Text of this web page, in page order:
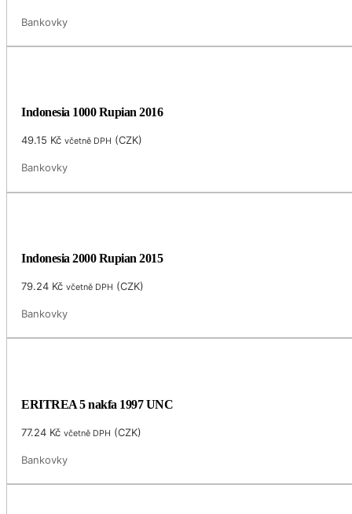
Bankovky
Indonesia 1000 Rupian 2016
49.15 Kč včetně DPH (CZK)
Bankovky
Indonesia 2000 Rupian 2015
79.24 Kč včetně DPH (CZK)
Bankovky
ERITREA 5 nakfa 1997 UNC
77.24 Kč včetně DPH (CZK)
Bankovky